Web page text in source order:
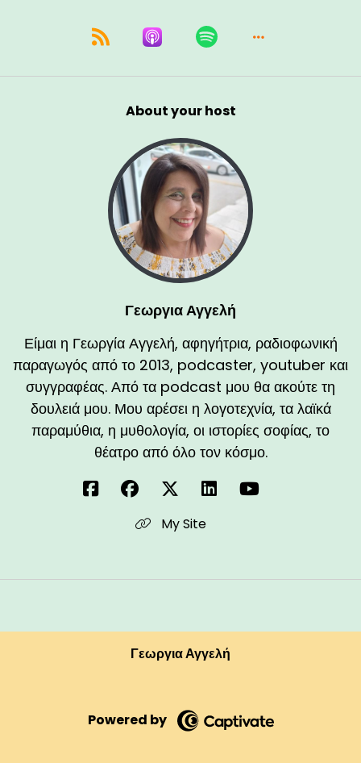
About your host
Γεωργια Αγγελή
Είμαι η Γεωργία Αγγελή, αφηγήτρια, ραδιοφωνική
παραγωγός από το 2013, podcaster, youtuber και
συγγραφέας. Από τα podcast μου θα ακούτε τη
δουλειά μου. Μου αρέσει η λογοτεχνία, τα λαϊκά
παραμύθια, η μυθολογία, οι ιστορίες σοφίας, το
θέατρο από όλο τον κόσμο.
My Site
Γεωργια Αγγελή
Powered by